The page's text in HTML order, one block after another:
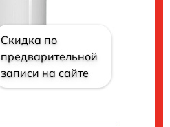
Скидка по
предварительной
записи на сайте